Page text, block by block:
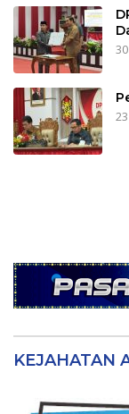
KEJAHATAN